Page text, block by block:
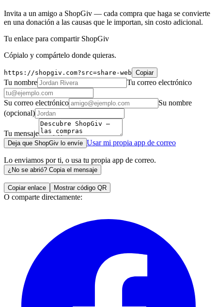
Invita a un amigo a ShopGiv — cada compra que haga se convierte
en una donación a las causas que le importan, sin costo adicional.
Tu enlace para compartir ShopGiv
Cópialo y compártelo donde quieras.
https://shopgiv.com?src=share-web Copiar
Tu nombre Tu correo electrónico
Su correo electrónico
Su nombre
(opcional)
Tu mensaje
Deja que ShopGiv lo envíe Usar mi propia app de correo
Lo enviamos por ti, o usa tu propia app de correo.
¿No se abrió? Copia el mensaje
Copiar enlace Mostrar código QR
O comparte directamente: